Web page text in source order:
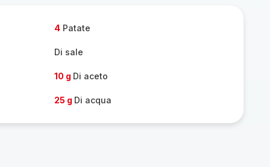
4Patate
Di sale
10 g Di aceto
25 g Di acqua